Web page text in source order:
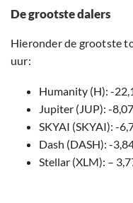
De grootste dalers
Hieronder de grootste
uur:
Humanity (H): -
Jupiter (JUP): -
SKYAI (SKYAI): -
Dash (DASH): -
Stellar (XLM): –